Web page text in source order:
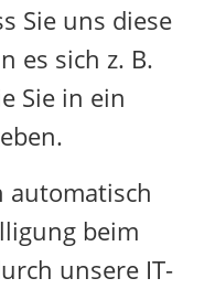
Sie uns diese
es sich z. B.
Sie in ein
automatisch
beim
unsere IT-